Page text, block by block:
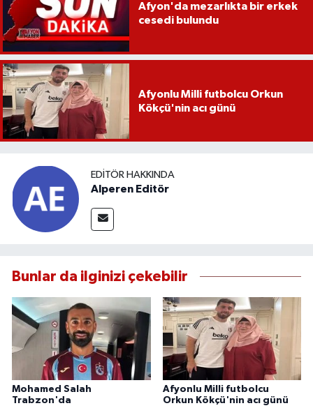
Afyon'da mezarlıkta bir erkek
cesedi bulundu
Afyonlu Milli futbolcu Orkun
Kökçü'nin acı günü
EDITÖR HAKKINDA
Alperen Editör
Bunlar da ilginizi çekebilir
Mohamed Salah
Trabzon'da
Afyonlu Milli futbolcu
Orkun Kökçü'nin acı günü